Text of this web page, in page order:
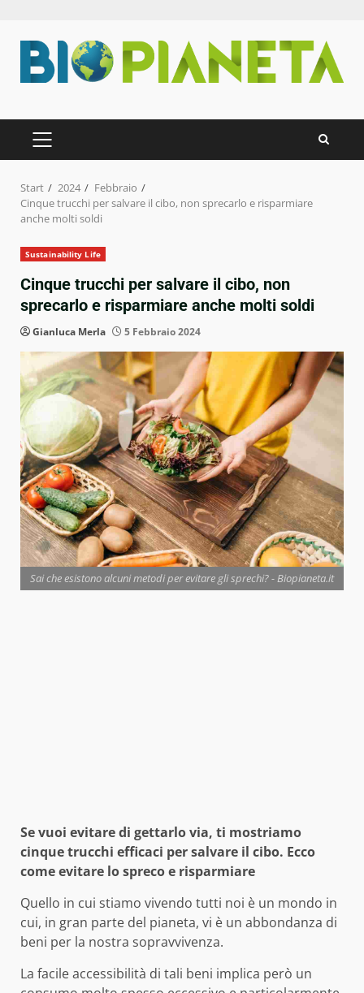
Inhalt
springen
PRIMÄRES
MENÜ
Start 2024
Febbraio
Cinque trucchi per salvare il cibo, non sprecarlo e risparmiare
anche molti soldi
Sustainability Life
Cinque trucchi per salvare il cibo, non
sprecarlo e risparmiare anche molti soldi
Gianluca Merla 5 Febbraio 2024
Sai che esistono alcuni metodi per evitare gli sprechi? - Biopianeta.it
Se vuoi evitare di gettarlo via, ti mostriamo
cinque trucchi efficaci per salvare il cibo. Ecco
come evitare lo spreco e risparmiare
Quello in cui stiamo vivendo tutti noi è un mondo in
cui, in gran parte del pianeta, vi è un abbondanza di
beni per la nostra sopravvivenza.
La facile accessibilità di tali beni implica però un